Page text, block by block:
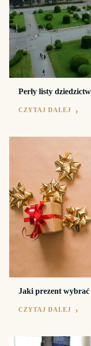
Perły listy
CZYTAJ DALEJ
Jaki prezent
CZYTAJ DALEJ